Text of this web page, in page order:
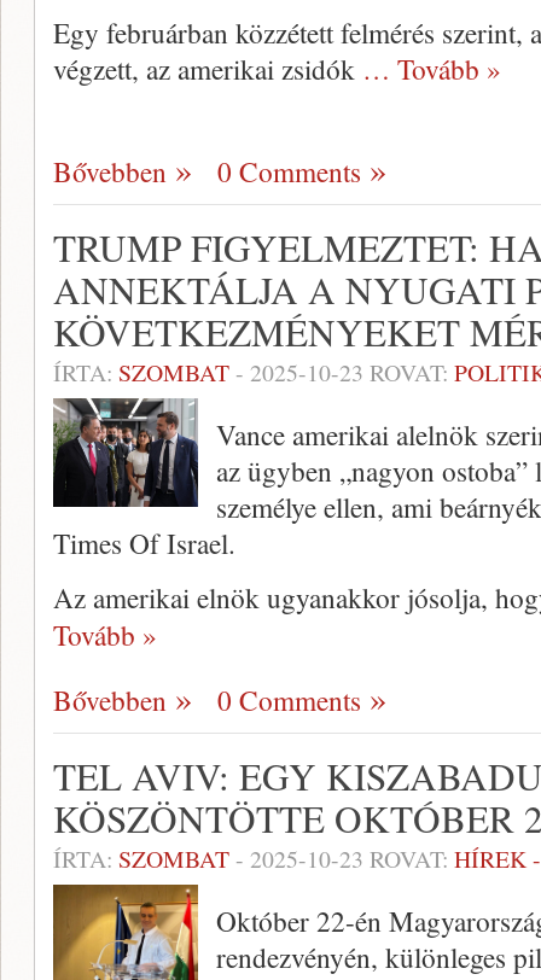
Egy februárban közzétett felmérés szerint,
végzett, az amerikai zsidók … Tovább »
Bővebben 0 Comments
TRUMP FIGYELMEZTET:
ANNEKTÁLJA A NYUGATI
KÖVETKEZMÉNYEKET
ÍRTA: SZOMBAT- 2025-10-23 ROVAT:
Vance amerikai alelnök
az ügyben „nagyon
személye ellen, ami
Times Of Israel.
Az amerikai elnök ugyanakkor jósolja,
Tovább »
Bővebben
0 Comments
TEL AVIV: EGY
KÖSZÖNTÖTTE OKTÓBER
ÍRTA: SZOMBAT- 2025-10-23 ROVAT: HÍREK
Október 22-én
rendezvényén, különleges